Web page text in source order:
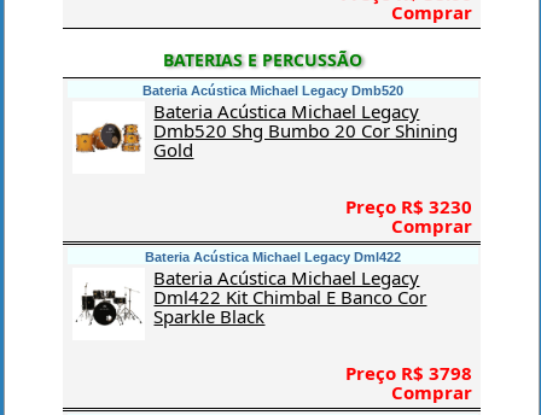
Comprar
BATERIAS E PERCUSSÃO
Bateria Acústica Michael Legacy Dmb520
Bateria Acústica Michael Legacy
Dmb520 Shg Bumbo 20 Cor Shining
Gold
Preço R$ 3230
Comprar
Bateria Acústica Michael Legacy Dml422
Bateria Acústica Michael Legacy
Dml422 Kit Chimbal E Banco Cor
Sparkle Black
Preço R$ 3798
Comprar